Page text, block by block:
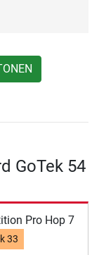
GoTek 54
Pro Hop 7
33